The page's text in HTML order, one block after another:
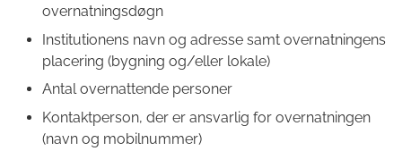
overnatningsdøgn
Institutionens navn og adresse samt overnatningens
placering (bygning og/eller lokale)
Antal overnattende personer
Kontaktperson, der er ansvarlig for overnatningen
(navn og mobilnummer)